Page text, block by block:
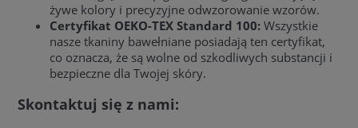
żywe kolory i precyzyjne odwzorowanie wzorów.
Certyfikat OEKO-TEX Standard 100: Wszystkie
nasze tkaniny bawełniane posiadają ten certyfikat,
co oznacza, że są wolne od szkodliwych substancji i
bezpieczne dla Twojej skóry.
Skontaktuj się z nami: